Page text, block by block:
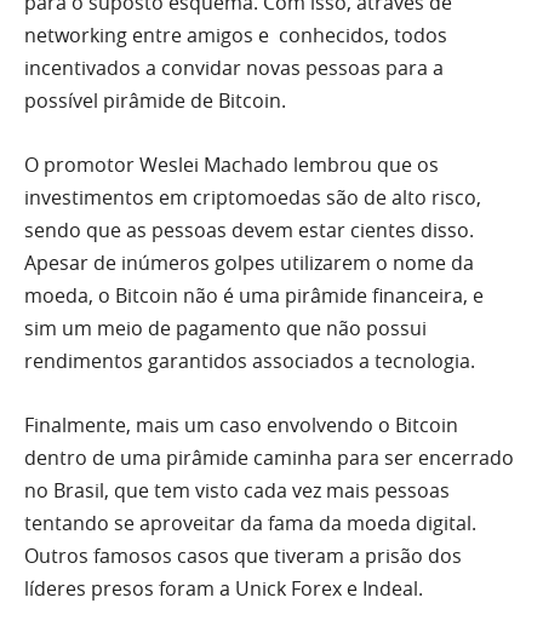
networking entre amigos e conhecidos, todos
incentivados a convidar novas pessoas para a
possível pirâmide de Bitcoin.
O promotor Weslei Machado lembrou que os
investimentos em criptomoedas são de alto risco,
sendo que as pessoas devem estar cientes disso.
Apesar de inúmeros golpes utilizarem o nome da
moeda, o Bitcoin não é uma pirâmide financeira, e
sim um meio de pagamento que não possui
rendimentos garantidos associados a tecnologia.
Finalmente, mais um caso envolvendo o Bitcoin
dentro de uma pirâmide caminha para ser encerrado
no Brasil, que tem visto cada vez mais pessoas
tentando se aproveitar da fama da moeda digital.
Outros famosos casos que tiveram a prisão dos
líderes presos foram a Unick Forex e Indeal.